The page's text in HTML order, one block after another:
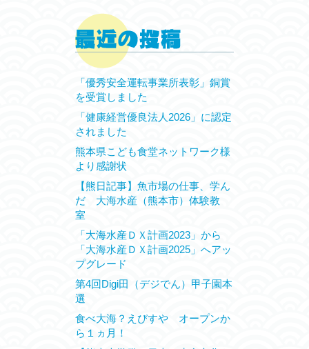
「優秀安全運転事業所表彰」銅賞
を受賞しました
「健康経営優良法人2026」に認定
されました
熊本県こども食堂ネットワーク様
より感謝状
【熊日記事】魚市場の仕事、学ん
だ 大海水産（熊本市）体験教
室
「大海水産ＤＸ計画2023」から
「大海水産ＤＸ計画2025」へアッ
プグレード
第4回Digi田（デジでん）甲子園本
選
食べ大海？えびすや オープンか
ら１ヵ月！